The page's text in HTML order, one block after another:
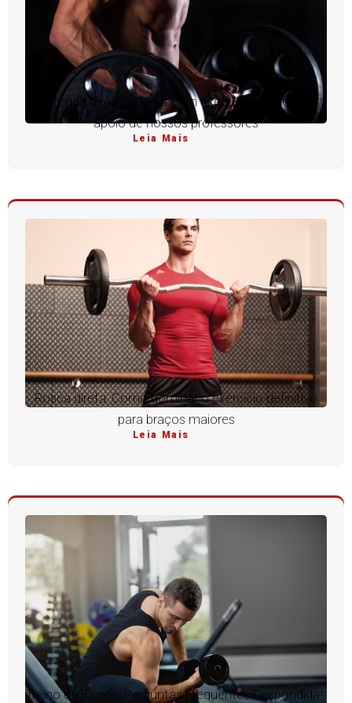
Aprenda a rosca direta com execução perfeita e
apoio de nossos professores
Leia Mais
Rosca direta: Como dominar o exercício definitivo
para braços maiores
Leia Mais
Treino de Bíceps: Perguntas Frequentes Respondidas